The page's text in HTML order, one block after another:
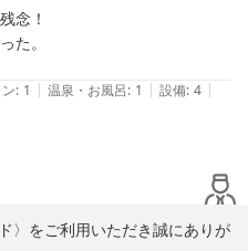
またのご来館を、スタッフ一
念！
た。
: 1 | 温泉・お風呂: 1 | 設備: 4 |
〉をご利用いただき誠にありが